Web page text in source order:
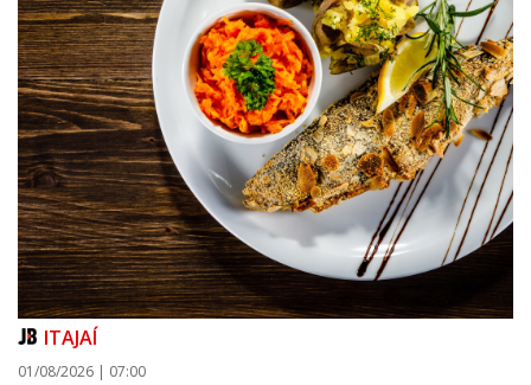
ITAJAÍ
01/08/2026 | 07:00